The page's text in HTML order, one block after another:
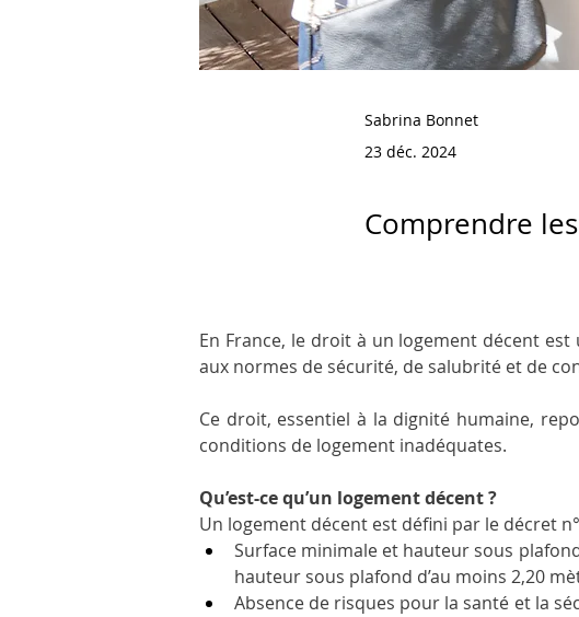
Sabrina Bonnet
23 déc. 2024
Comprendre
En France, le droit à un logement décent
aux normes de sécurité, de salubrité et de
Ce droit, essentiel à la dignité humaine,
conditions de logement inadéquates.
Qu’est-ce qu’un logement décent ?
Un logement décent est défini par le décret
Surface minimale et hauteur sous
hauteur sous plafond d’au moins 2,20
Absence de risques pour la santé et la